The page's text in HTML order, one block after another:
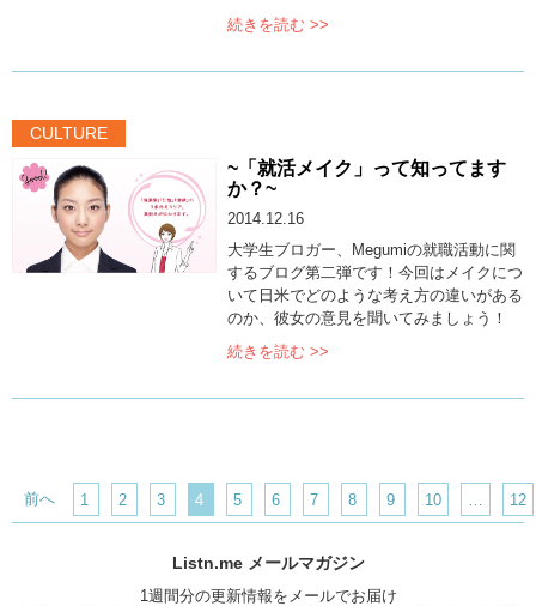
続きを読む >>
CULTURE
~「就活メイク」って知ってます
か？~
2014.12.16
大学生ブロガー、Megumiの就職活動に関
するブログ第二弾です！今回はメイクにつ
いて日米でどのような考え方の違いがある
のか、彼女の意見を聞いてみましょう！
続きを読む >>
前へ 1 2 3 4 5 6 7 8 9 10 … 12
Listn.me メールマガジン
1週間分の更新情報をメールでお届け